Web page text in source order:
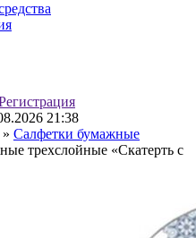
21:38
» Салфетки бумажные
трехслойные «Скатерть с